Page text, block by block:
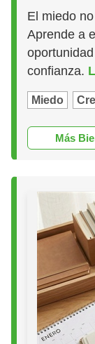
El miedo
Aprende a
confianza.
Miedo
Más